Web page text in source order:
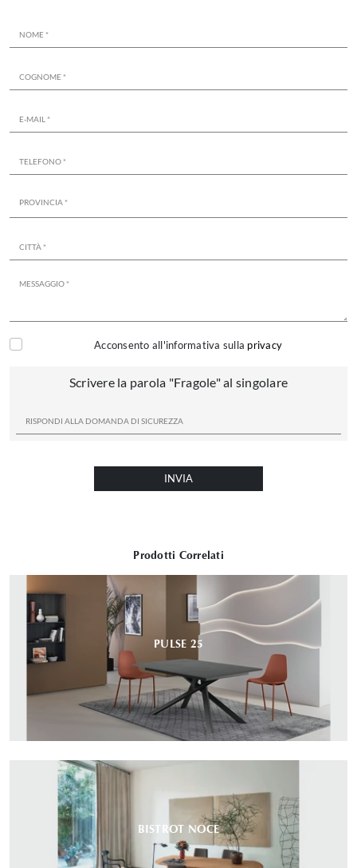
Prodotti Correlati
PULSE 25
BISTROT NOCE
Acconsento all'informativa sulla privacy
Scrivere la parola "Fragole" al singolare
INVIA